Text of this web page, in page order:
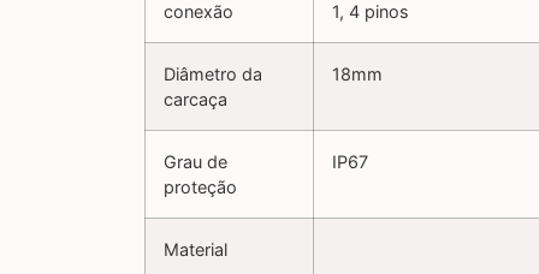
conexão
1, 4 pinos
Diâmetro da
carcaça
18mm
Grau de
proteção
IP67
Material